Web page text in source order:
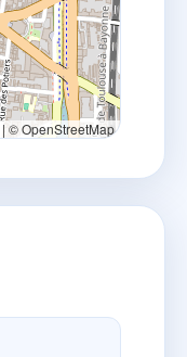
| © OpenStreetMap